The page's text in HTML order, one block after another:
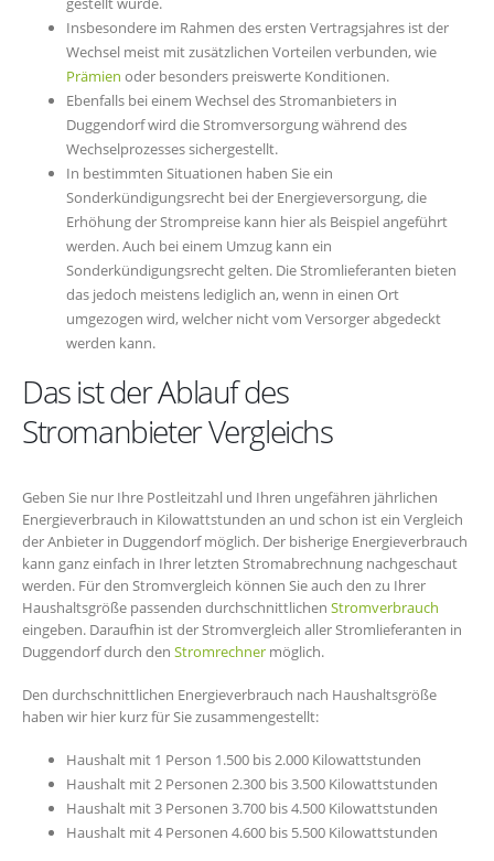
Insbesondere im Rahmen des ersten Vertragsjahres ist der
Wechsel meist mit zusätzlichen Vorteilen verbunden, wie
Prämien oder besonders preiswerte Konditionen.
Ebenfalls bei einem Wechsel des Stromanbieters in
Duggendorf wird die Stromversorgung während des
Wechselprozesses sichergestellt.
In bestimmten Situationen haben Sie ein
Sonderkündigungsrecht bei der Energieversorgung, die
Erhöhung der Strompreise kann hier als Beispiel angeführt
werden. Auch bei einem Umzug kann ein
Sonderkündigungsrecht gelten. Die Stromlieferanten bieten
das jedoch meistens lediglich an, wenn in einen Ort
umgezogen wird, welcher nicht vom Versorger abgedeckt
werden kann.
Das ist der Ablauf des
Stromanbieter Vergleichs
Geben Sie nur Ihre Postleitzahl und Ihren ungefähren jährlichen
Energieverbrauch in Kilowattstunden an und schon ist ein Vergleich
der Anbieter in Duggendorf möglich. Der bisherige Energieverbrauch
kann ganz einfach in Ihrer letzten Stromabrechnung nachgeschaut
werden. Für den Stromvergleich können Sie auch den zu Ihrer
Haushaltsgröße passenden durchschnittlichen Stromverbrauch
eingeben. Daraufhin ist der Stromvergleich aller Stromlieferanten in
Duggendorf durch den Stromrechner möglich.
Den durchschnittlichen Energieverbrauch nach Haushaltsgröße
haben wir hier kurz für Sie zusammengestellt:
Haushalt mit 1 Person 1.500 bis 2.000 Kilowattstunden
Haushalt mit 2 Personen 2.300 bis 3.500 Kilowattstunden
Haushalt mit 3 Personen 3.700 bis 4.500 Kilowattstunden
Haushalt mit 4 Personen 4.600 bis 5.500 Kilowattstunden